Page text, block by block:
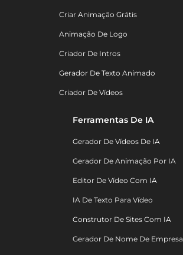
Criar Animação Grátis
Animação De Logo
Criador De Intros
Gerador De Texto Animado
Criador De Vídeos
Ferramentas De IA
Gerador De Vídeos De IA
Gerador De Animação Por IA
Editor De Vídeo Com IA
IA De Texto Para Vídeo
Construtor De Sites Com IA
Gerador De Nome De Empresa